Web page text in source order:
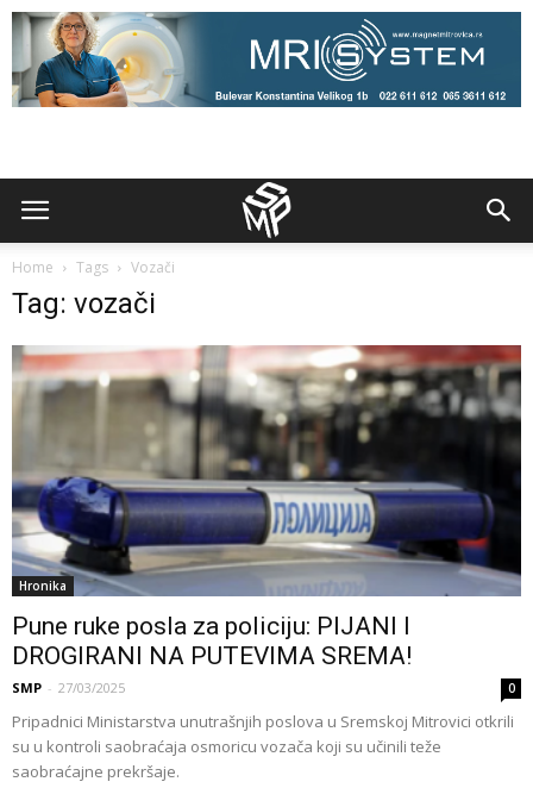
Home Tags Vozači
Tag: vozači
Hronika
Pune ruke posla za policiju: PIJANI I
DROGIRANI NA PUTEVIMA SREMA!
SMP - 27/03/2025 0
Pripadnici Ministarstva unutrašnjih poslova u Sremskoj Mitrovici otkrili
su u kontroli saobraćaja osmoricu vozača koji su učinili teže
saobraćajne prekršaje.